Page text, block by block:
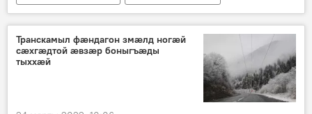
Ног хабӕрттӕ
Спорт
Транскамыл фӕндагон змӕлд ногӕй
сӕхгӕдтой ӕвзӕр боныгъӕды
тыххӕй